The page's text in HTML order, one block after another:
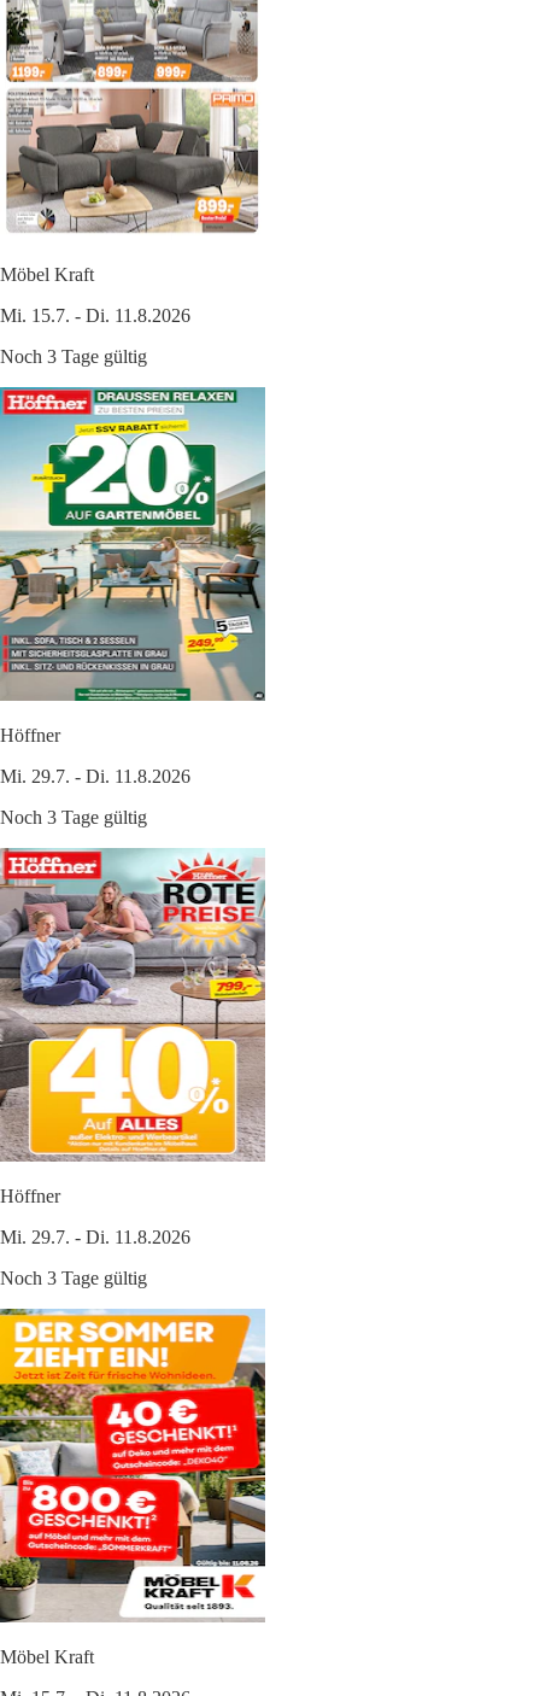
Möbel Kraft
Mi. 15.7. - Di. 11.8.2026
Noch 3 Tage gültig
Höffner
Mi. 29.7. - Di. 11.8.2026
Noch 3 Tage gültig
Höffner
Mi. 29.7. - Di. 11.8.2026
Noch 3 Tage gültig
Möbel Kraft